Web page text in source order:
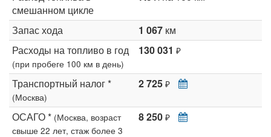
смешанном цикле
Запас хода 1 067 км
Расходы на топливо в год
(при пробеге 100 км в день)
130 031 ₽
Транспортный налог *
(Москва)
2 725 ₽
ОСАГО * (Москва, возраст
свыше 22 лет, стаж более 3
8 250 ₽